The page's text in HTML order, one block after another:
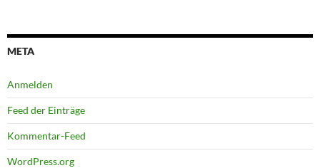
META
Anmelden
Feed der Einträge
Kommentar-Feed
WordPress.org